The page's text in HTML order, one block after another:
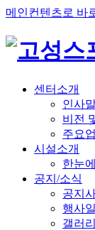
메인컨텐츠로 바
센터소개
인사
비전
주요
시설소개
한눈
공지/소식
공지
행사
갤러리